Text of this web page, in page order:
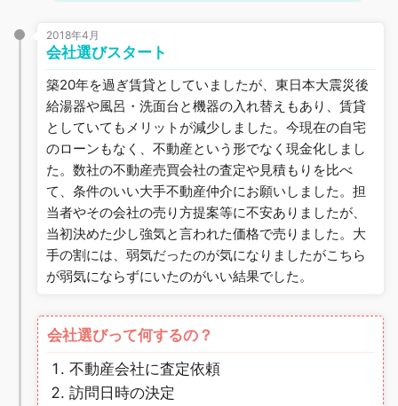
2018年4月
会社選びスタート
築20年を過ぎ賃貸としていましたが、東日本大震災後
給湯器や風呂・洗面台と機器の入れ替えもあり、賃貸
としていてもメリットが減少しました。今現在の自宅
のローンもなく、不動産という形でなく現金化しまし
た。数社の不動産売買会社の査定や見積もりを比べ
て、条件のいい大手不動産仲介にお願いしました。担
当者やその会社の売り方提案等に不安ありましたが、
当初決めた少し強気と言われた価格で売りました。大
手の割には、弱気だったのが気になりましたがこちら
が弱気にならずにいたのがいい結果でした。
会社選びって何するの？
不動産会社に査定依頼
訪問日時の決定